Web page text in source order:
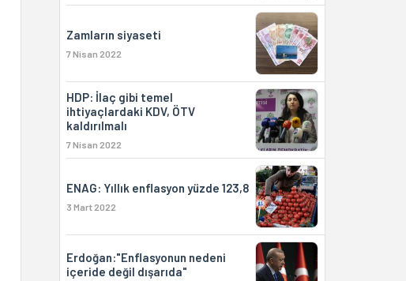
Zamların siyaseti
7 Nisan 2022
HDP: İlaç gibi temel
ihtiyaçlardaki KDV, ÖTV
kaldırılmalı
7 Nisan 2022
ENAG: Yıllık enflasyon yüzde 123,8
3 Mart 2022
Erdoğan:"Enflasyonun nedeni
içeride değil dışarıda"